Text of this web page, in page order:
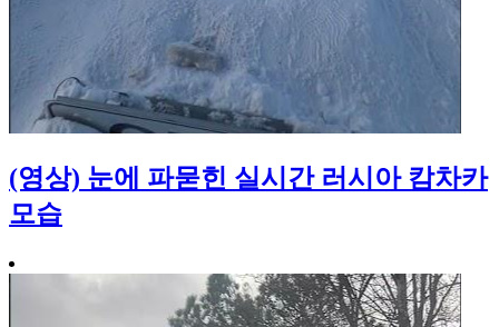
(영상) 눈에 파묻힌 실시간 러시아 캄차카
모습